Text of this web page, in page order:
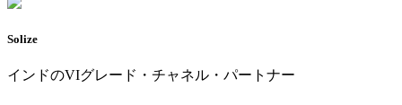
Solize
インドのVIグレード・チャネル・パートナー